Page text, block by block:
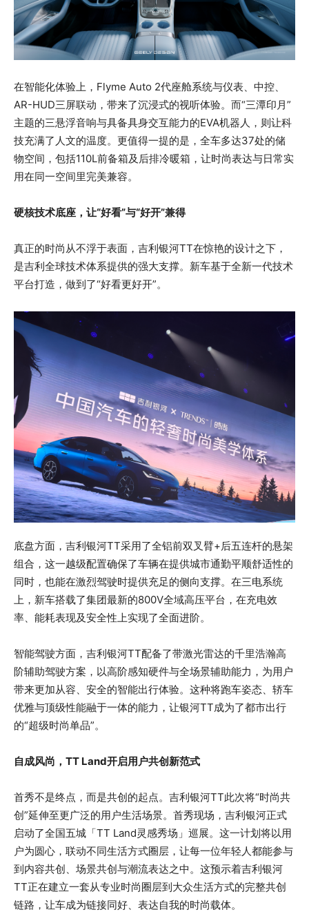
在智能化体验上，Flyme Auto 2代座舱系统与仪表、中控、
AR-HUD三屏联动，带来了沉浸式的视听体验。而“三潭印月”
主题的三悬浮音响与具备具身交互能力的EVA机器人，则让科
技充满了人文的温度。更值得一提的是，全车多达37处的储
物空间，包括110L前备箱及后排冷暖箱，让时尚表达与日常实
用在同一空间里完美兼容。
硬核技术底座，让“好看”与“好开”兼得
真正的时尚从不浮于表面，吉利银河TT在惊艳的设计之下，
是吉利全球技术体系提供的强大支撑。新车基于全新一代技术
平台打造，做到了“好看更好开”。
底盘方面，吉利银河TT采用了全铝前双叉臂+后五连杆的悬架
组合，这一越级配置确保了车辆在提供城市通勤平顺舒适性的
同时，也能在激烈驾驶时提供充足的侧向支撑。在三电系统
上，新车搭载了集团最新的800V全域高压平台，在充电效
率、能耗表现及安全性上实现了全面进阶。
智能驾驶方面，吉利银河TT配备了带激光雷达的千里浩瀚高
阶辅助驾驶方案，以高阶感知硬件与全场景辅助能力，为用户
带来更加从容、安全的智能出行体验。这种将跑车姿态、轿车
优雅与顶级性能融于一体的能力，让银河TT成为了都市出行
的“超级时尚单品”。
自成风尚，TT Land开启用户共创新范式
首秀不是终点，而是共创的起点。吉利银河TT此次将“时尚共
创”延伸至更广泛的用户生活场景。首秀现场，吉利银河正式
启动了全国五城「TT Land灵感秀场」巡展。这一计划将以用
户为圆心，联动不同生活方式圈层，让每一位年轻人都能参与
到内容共创、场景共创与潮流表达之中。这预示着吉利银河
TT正在建立一套从专业时尚圈层到大众生活方式的完整共创
链路，让车成为链接同好、表达自我的时尚载体。